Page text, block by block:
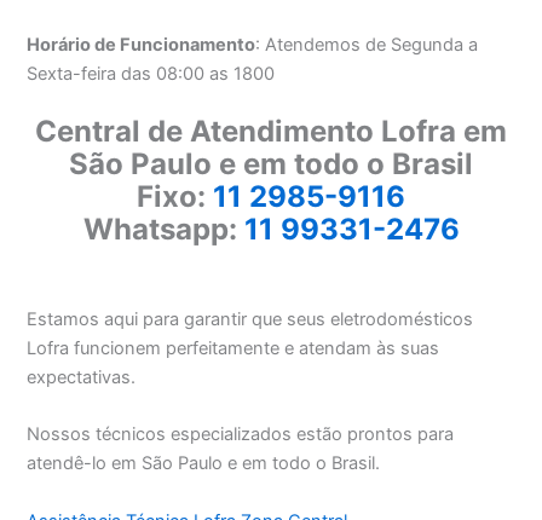
Horário de Funcionamento: Atendemos de Segunda a
Sexta-feira das 08:00 as 1800
Central de Atendimento Lofra em
São Paulo e em todo o Brasil
Fixo: 11 2985-9116
Whatsapp: 11 99331-2476
Estamos aqui para garantir que seus eletrodomésticos
Lofra funcionem perfeitamente e atendam às suas
expectativas.
Nossos técnicos especializados estão prontos para
atendê-lo em São Paulo e em todo o Brasil.